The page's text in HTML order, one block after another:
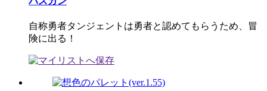
自称勇者タンジェントは勇者と認めてもらうため、冒
険に出る！